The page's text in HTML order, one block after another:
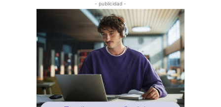
- publicidad -